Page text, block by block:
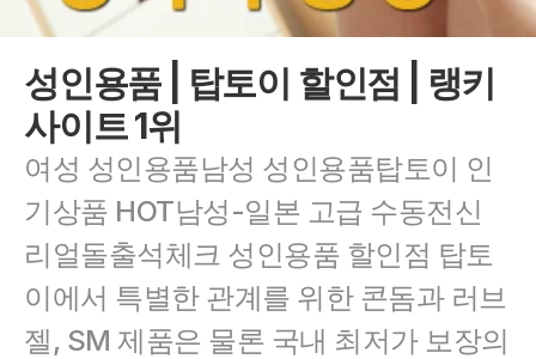
성인용품 | 탑토이 할인점 | 랭키
사이트 1위
여성 성인용품남성 성인용품탑토이 인
기상품 HOT남성-일본 고급 수동전신
리얼돌출석체크 성인용품 할인점 탑토
이에서 특별한 관계를 위한 콘돔과 러브
젤, SM 제품은 물론 국내 최저가 보장의